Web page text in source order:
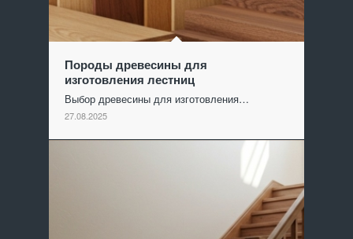
Породы древесины для
изготовления лестниц
Выбор древесины для изготовления…
27.08.2025